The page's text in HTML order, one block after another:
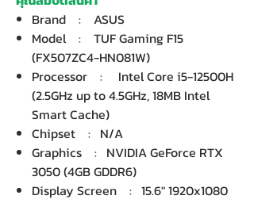
Brand : ASUS
Model : TUF Gaming F15
(FX507ZC4-HN081W)
Processor : Intel Core i5-12500H
(2.5GHz up to 4.5GHz, 18MB Intel
Smart Cache)
Chipset : N/A
Graphics : NVIDIA GeForce RTX
3050 (4GB GDDR6)
Display Screen : 15.6" 1920x1080